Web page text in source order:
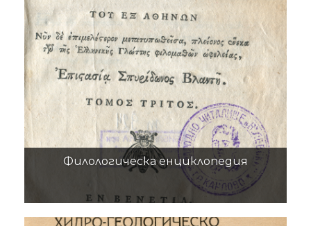
Филологическа енциклопедия